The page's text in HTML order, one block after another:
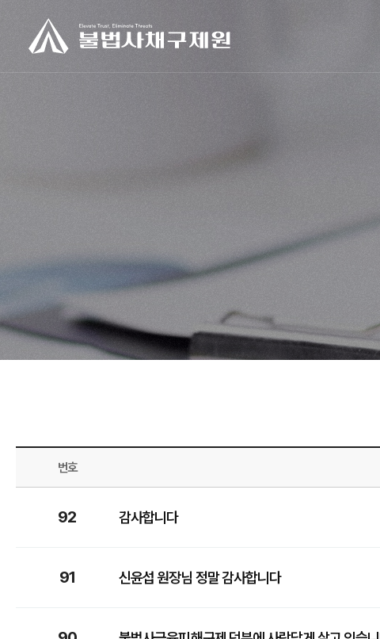
번호
92 감사합니다
91 신윤섭 원장님 정말 감사합니다